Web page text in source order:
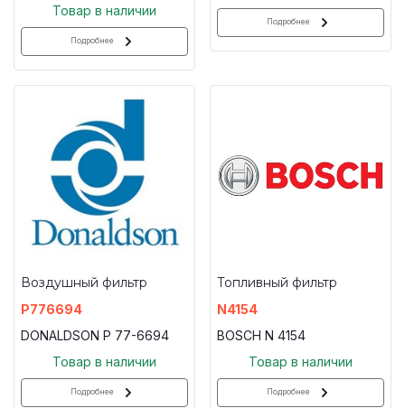
Товар в наличии
Подробнее
Подробнее
Воздушный фильтр
P776694
DONALDSON P 77-6694
Товар в наличии
Подробнее
Топливный фильтр
N4154
BOSCH N 4154
Товар в наличии
Подробнее